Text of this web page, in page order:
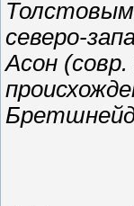
Толстовым
северо-
Асон